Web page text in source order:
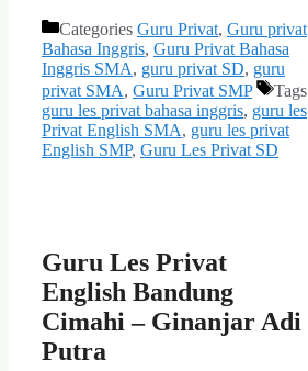
Categories Guru Privat, Guru privat
Bahasa Inggris, Guru Privat Bahasa
Inggris SMA, guru privat SD, guru
privat SMA, Guru Privat SMP
Tags
guru les privat bahasa inggris, guru les
Privat English SMA, guru les privat
English SMP, Guru Les Privat SD
Guru Les Privat
English Bandung
Cimahi – Ginanjar Adi
Putra